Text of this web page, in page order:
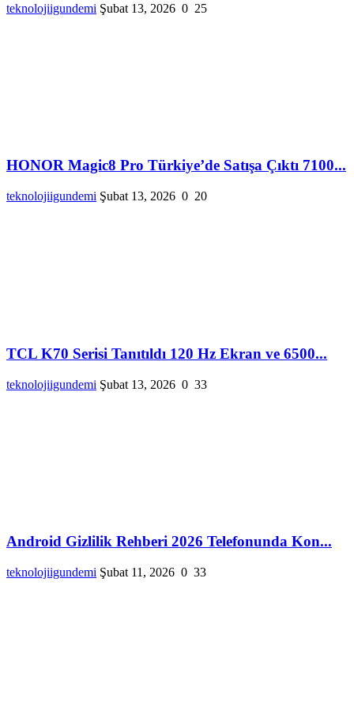
teknolojiigundemi Şubat 13, 2026 0 25
HONOR Magic8 Pro Türkiye’de Satışa Çıktı 7100...
teknolojiigundemi Şubat 13, 2026 0 20
TCL K70 Serisi Tanıtıldı 120 Hz Ekran ve 6500...
teknolojiigundemi Şubat 13, 2026 0 33
Android Gizlilik Rehberi 2026 Telefonunda Kon...
teknolojiigundemi Şubat 11, 2026 0 33